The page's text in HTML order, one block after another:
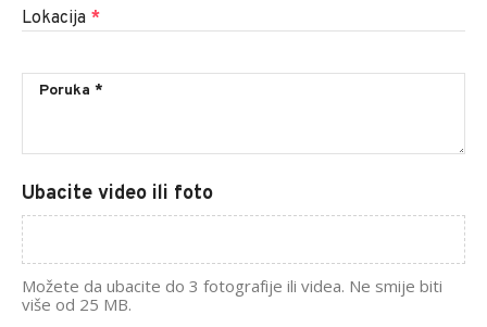
Lokacija *
Ubacite video ili foto
Možete da ubacite do 3 fotografije ili videa. Ne smije biti
više od 25 MB.